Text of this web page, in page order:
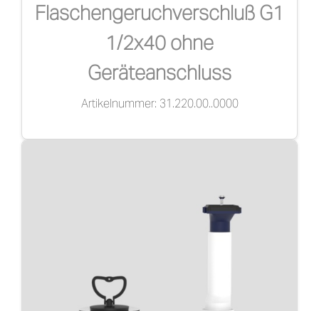
Flaschengeruchverschluß G1
1/2x40 ohne
Geräteanschluss
Artikelnummer: 31.220.00..0000